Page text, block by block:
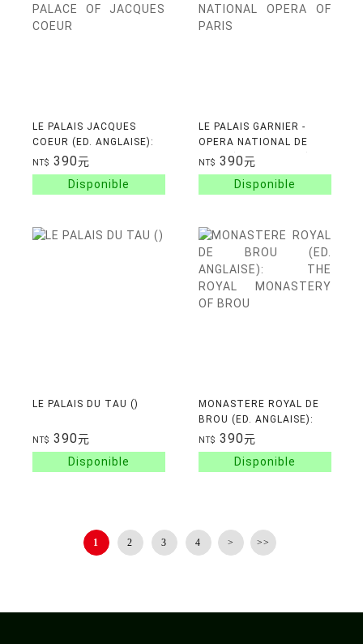
LE PALAIS JACQUES
COEUR (ED. ANGLAISE):
THE PALACE OF
JACQUES COEUR
NT$ 390元
LE PALAIS GARNIER -
OPERA NATIONAL DE
PARIS (ED. ANGLAISE):
NATIONAL OPERA OF
NT$ 390元
LE PALAIS DU TAU ()
NT$ 390元
MONASTERE ROYAL DE
BROU (ED. ANGLAISE):
THE ROYAL MONASTERY
OF BROU
NT$ 390元
1 2 3 4 > >>